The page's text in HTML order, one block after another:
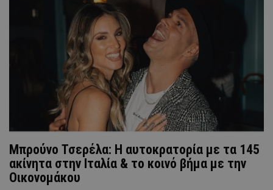
Μπρούνο Τσερέλα: Η αυτοκρατορία με τα 145
ακίνητα στην Ιταλία & το κοινό βήμα με την
Οικονομάκου